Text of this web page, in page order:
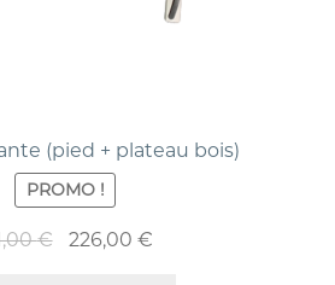
(pied + plateau bois)
PROMO !
€ 226,00€